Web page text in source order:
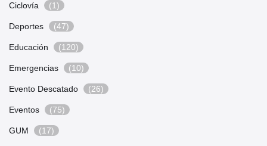
Ciclovía (1)
Deportes (47)
Educación (120)
Emergencias (10)
Evento Descatado (26)
Eventos (75)
GUM (17)